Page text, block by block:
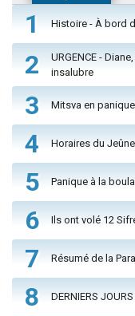
1 Histoire - À bord
2
URGENCE -
insalubre
3 Mitsva en
4 Horaires du
5 Panique à la
6 Ils ont volé 12
7 Résumé de la
8 DERNIERS